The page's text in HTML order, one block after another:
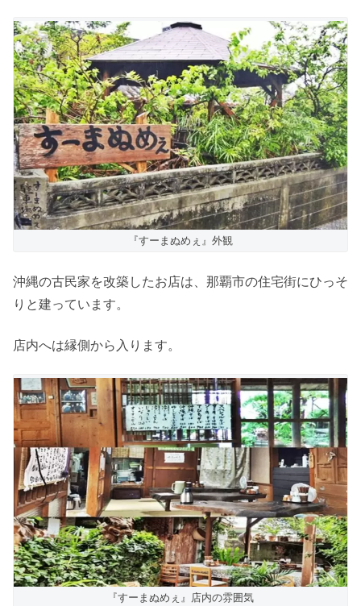
『すーまぬめぇ』外観
沖縄の古民家を改築したお店は、那覇市の住宅街にひっそ
りと建っています。
店内へは縁側から入ります。
『すーまぬめぇ』店内の雰囲気